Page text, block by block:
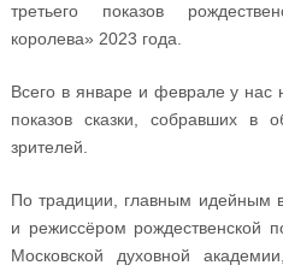
третьего показов
королева» 2023 года.
Всего в январе и феврале у нас
показов сказки, собравших в
зрителей.
По традиции, главным идейным
и режиссёром рождественской
Московской духовной